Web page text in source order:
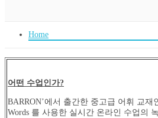
Home
어떤 수업인가?
BARRON’에서 출간한 중고급 어휘 교재
Words 를 사용한 실시간 온라인 수업의